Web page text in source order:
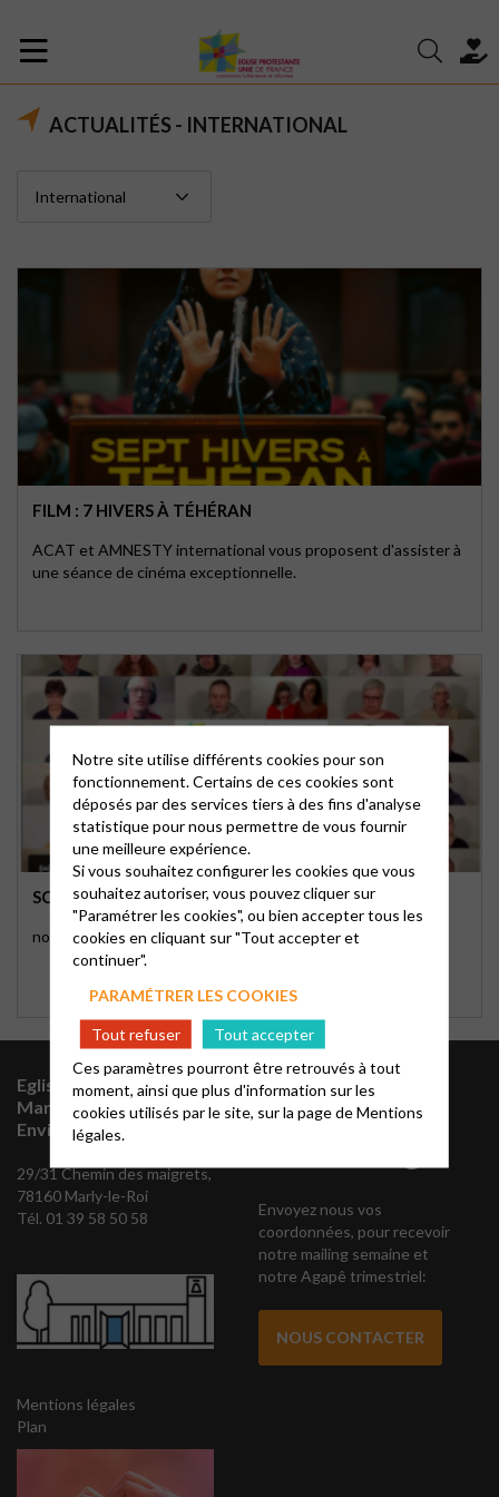
ACTUALITÉS - INTERNATIONAL
FILM : 7 HIVERS À TÉHÉRAN
ACAT et AMNESTY international vous proposent d'assister à
une séance de cinéma exceptionnelle.
SCHALOM SHALOM – UN CHANT POUR LA PAIX
nous avons participé à un projet franco-allemand
Eglise Protestante Unie
Marly-Le-Roi et
Environs
29/31 Chemin des maigrets,
78160 Marly-le-Roi
Tél. 01 39 58 50 58
Mentions légales
Plan
Vous souhaitez
vous abonner à
Envoyez nous vos
coordonnées, pour recevoir
notre mailing semaine et
notre Agapê trimestriel:
NOUS CONTACTER
Notre site utilise différents cookies pour son
fonctionnement. Certains de ces cookies sont
déposés par des services tiers à des fins d'analyse
statistique pour nous permettre de vous fournir
une meilleure expérience.
Si vous souhaitez configurer les cookies que vous
souhaitez autoriser, vous pouvez cliquer sur
"Paramétrer les cookies", ou bien accepter tous les
cookies en cliquant sur "Tout accepter et
continuer".
PARAMÉTRER LES COOKIES
Tout refuser
Tout accepter
Ces paramètres pourront être retrouvés à tout
moment, ainsi que plus d'information sur les
cookies utilisés par le site, sur la page deMentions
légales.